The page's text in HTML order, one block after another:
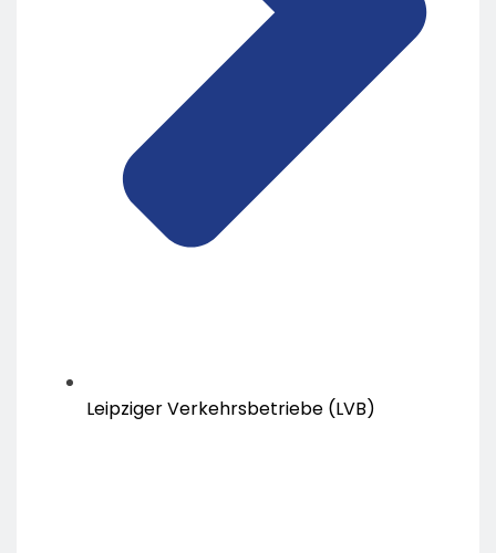
Leipziger Verkehrsbetriebe (LVB)